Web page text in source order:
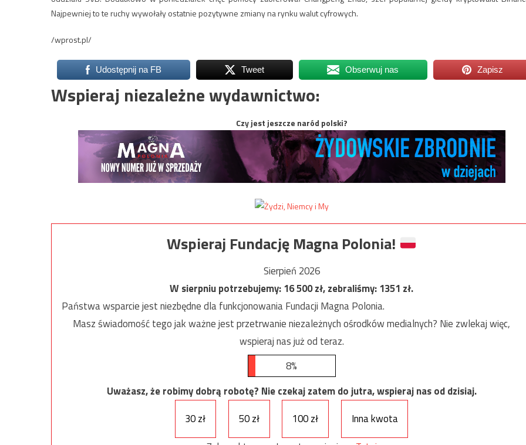
Najpewniej to te ruchy wywołały ostatnie pozytywne zmiany na rynku walut cyfrowych.
/wprost.pl/
Udostępnij na FB Tweet Obserwuj nas Zapisz
Wspieraj niezależne wydawnictwo:
Czy jest jeszcze naród polski?
Wspieraj Fundację Magna Polonia!
Sierpień 2026
W sierpniu potrzebujemy:16 500zł, zebraliśmy:1351 zł.
Państwa wsparcie jest niezbędne dla funkcjonowania Fundacji Magna Polonia.
Masz świadomość tego jak ważne jest przetrwanie niezależnych ośrodków medialnych? Nie zwlekaj więc,
wspieraj nas już od teraz.
8%
Uważasz, że robimy dobrą robotę? Nie czekaj zatem do jutra, wspieraj nas od dzisiaj.
30 zł
50 zł 100 zł
Inna kwota